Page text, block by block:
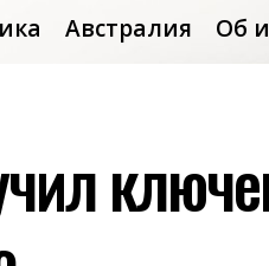
Австралия Об